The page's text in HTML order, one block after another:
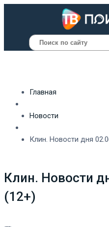
Поиск
Главная
Новости
Клин. Новости дня
Клин. Новости
(12+)